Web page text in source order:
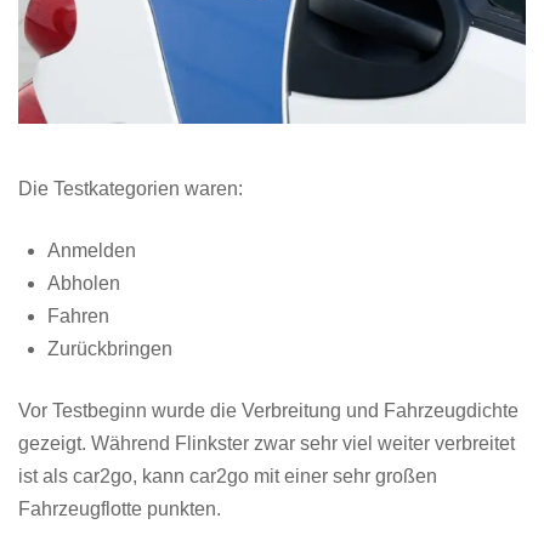
Die Testkategorien waren:
Anmelden
Abholen
Fahren
Zurückbringen
Vor Testbeginn wurde die Verbreitung und Fahrzeugdichte
gezeigt. Während Flinkster zwar sehr viel weiter verbreitet
ist als car2go, kann car2go mit einer sehr großen
Fahrzeugflotte punkten.